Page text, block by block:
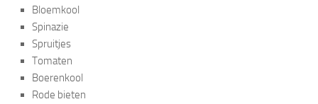
Bloemkool
Spinazie
Spruitjes
Tomaten
Boerenkool
Rode bieten